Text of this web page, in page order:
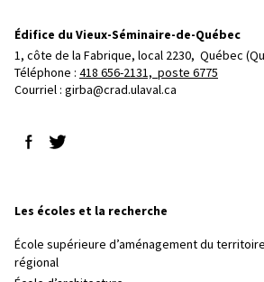
Édifice du Vieux-Séminaire-de-Québec
1, côte de la Fabrique, local 2230, Québec
Téléphone : 418 656-2131, poste 6775
Courriel : girba@crad.ulaval.ca
Suivez-nous sur Facebook
Suivez-nous sur Twitter
Les écoles et la recherche
École supérieure d’aménagement du
régional